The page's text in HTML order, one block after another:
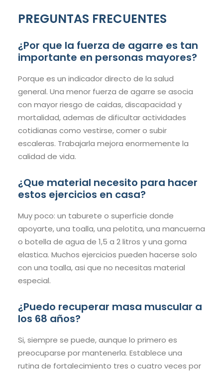
PREGUNTAS FRECUENTES
¿Por que la fuerza de agarre es tan
importante en personas mayores?
Porque es un indicador directo de la salud
general. Una menor fuerza de agarre se asocia
con mayor riesgo de caidas, discapacidad y
mortalidad, ademas de dificultar actividades
cotidianas como vestirse, comer o subir
escaleras. Trabajarla mejora enormemente la
calidad de vida.
¿Que material necesito para hacer
estos ejercicios en casa?
Muy poco: un taburete o superficie donde
apoyarte, una toalla, una pelotita, una mancuerna
o botella de agua de 1,5 a 2 litros y una goma
elastica. Muchos ejercicios pueden hacerse solo
con una toalla, asi que no necesitas material
especial.
¿Puedo recuperar masa muscular a
los 68 años?
Si, siempre se puede, aunque lo primero es
preocuparse por mantenerla. Establece una
rutina de fortalecimiento tres o cuatro veces por